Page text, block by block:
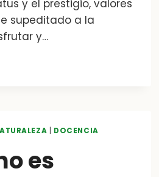
y el prestigio, valores
supeditado a la
y…
DOCENCIA
es